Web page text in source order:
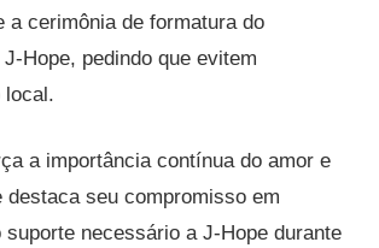
a cerimônia de formatura do
Hope, pedindo que evitem
local.
a importância contínua do amor e
destaca seu compromisso em
suporte necessário a J-Hope durante